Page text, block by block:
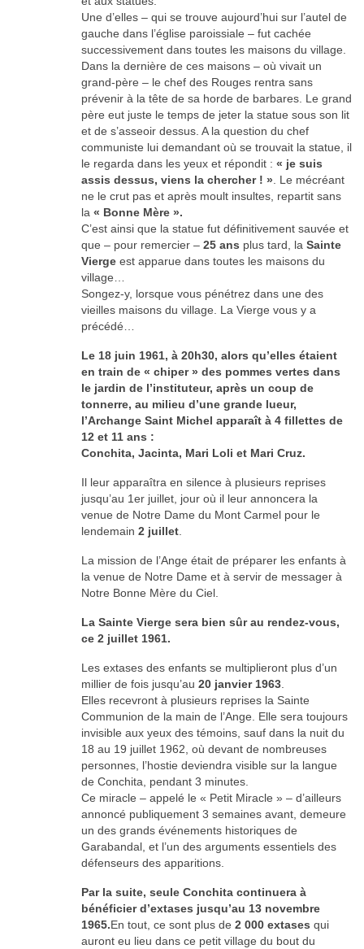
Une d’elles – qui se trouve aujourd’hui sur l’autel de
gauche dans l’église paroissiale – fut cachée
successivement dans toutes les maisons du village.
Dans la dernière de ces maisons – où vivait un
grand-père – le chef des Rouges rentra sans
prévenir à la tête de sa horde de barbares. Le grand
père eut juste le temps de jeter la statue sous son lit
et de s’asseoir dessus. A la question du chef
communiste lui demandant où se trouvait la statue, il
le regarda dans les yeux et répondit : « je suis
assis dessus, viens la chercher ! » . Le mécréant
ne le crut pas et après moult insultes, repartit sans
la « Bonne Mère ».
C’est ainsi que la statue fut définitivement sauvée et
que – pour remercier – 25 ans plus tard, la Sainte
Vierge est apparue dans toutes les maisons du
village…
Songez-y, lorsque vous pénétrez dans une des
vieilles maisons du village. La Vierge vous y a
précédé…
Le 18 juin 1961, à 20h30, alors qu’elles étaient
en train de « chiper » des pommes vertes dans
le jardin de l’instituteur, après un coup de
tonnerre, au milieu d’une grande lueur,
l’Archange Saint Michel apparaît à 4 fillettes de
12 et 11 ans :
Conchita, Jacinta, Mari Loli et Mari Cruz.
Il leur apparaîtra en silence à plusieurs reprises
jusqu’au 1er juillet, jour où il leur annoncera la
venue de Notre Dame du Mont Carmel pour le
lendemain 2 juillet
La mission de l’Ange était de préparer les enfants à
la venue de Notre Dame et à servir de messager à
Notre Bonne Mère du Ciel.
La Sainte Vierge sera bien sûr au rendez-vous,
ce 2 juillet 1961.
Les extases des enfants se multiplieront plus d’un
millier de fois jusqu’au 20 janvier 1963
Elles recevront à plusieurs reprises la Sainte
Communion de la main de l’Ange. Elle sera toujours
invisible aux yeux des témoins, sauf dans la nuit du
18 au 19 juillet 1962, où devant de nombreuses
personnes, l’hostie deviendra visible sur la langue
de Conchita, pendant 3 minutes.
Ce miracle – appelé le « Petit Miracle » – d’ailleurs
annoncé publiquement 3 semaines avant, demeure
un des grands événements historiques de
Garabandal, et l’un des arguments essentiels des
défenseurs des apparitions.
Par la suite, seule Conchita continuera à
bénéficier d’extases jusqu’au 13 novembre
1965.En tout, ce sont plus de 2 000 extases qui
auront eu lieu dans ce petit village du bout du